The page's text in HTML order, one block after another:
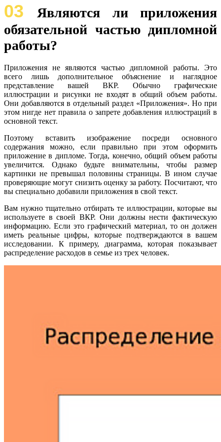
03Являются ли приложения
обязательной частью дипломной
работы?
Приложения не являются частью дипломной работы. Это
всего лишь дополнительное объяснение и наглядное
представление вашей ВКР. Обычно графические
иллюстрации и рисунки не входят в общий объем работы.
Они добавляются в отдельный раздел «Приложения». Но при
этом нигде нет правила о запрете добавления иллюстраций в
основной текст.
Поэтому вставить изображение посреди основного
содержания можно, если правильно при этом оформить
приложение в дипломе. Тогда, конечно, общий объем работы
увеличится. Однако будьте внимательны, чтобы размер
картинки не превышал половины страницы. В ином случае
проверяющие могут снизить оценку за работу. Посчитают, что
вы специально добавили приложения в свой текст.
Вам нужно тщательно отбирать те иллюстрации, которые вы
используете в своей ВКР. Они должны нести фактическую
информацию. Если это графический материал, то он должен
иметь реальные цифры, которые подтверждаются в вашем
исследовании. К примеру, диаграмма, которая показывает
распределение расходов в семье из трех человек.